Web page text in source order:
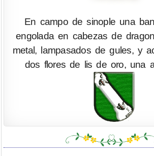
En campo de sinople una
engolada en cabezas de
metal, lampasados de gules, y
dos flores de lis de oro, una